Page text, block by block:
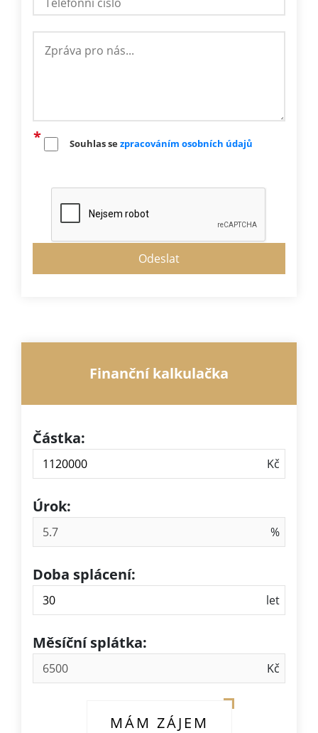
Souhlas se zpracováním osobních údajů
Finanční kalkulačka
Částka:
Úrok:
Doba splácení:
Měsíční splátka:
MÁM ZÁJEM